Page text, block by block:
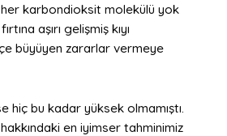
her karbondioksit molekülü yok
aşırı gelişmiş kıyı
büyüyen zararlar vermeye
hiç bu kadar yüksek olmamıştı.
en iyimser tahminimiz